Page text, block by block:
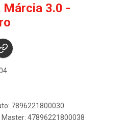
3.0 -
7896221800030
Master: 47896221800038